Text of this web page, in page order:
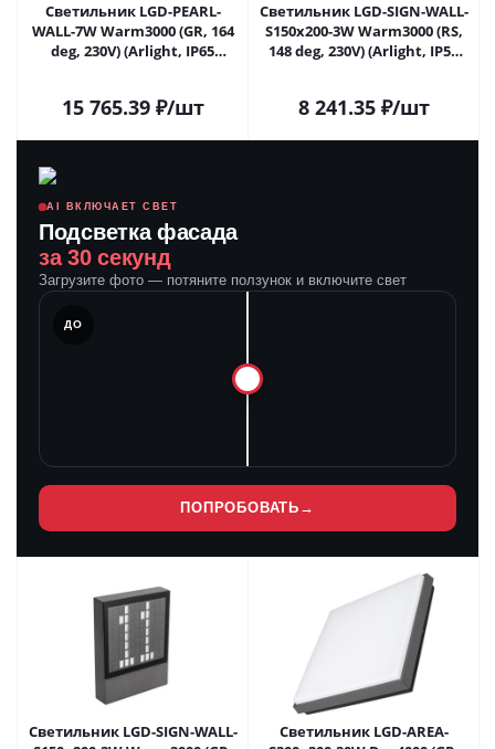
Светильник LGD-PEARL-
WALL-7W Warm3000 (GR, 164
deg, 230V) (Arlight, IP65
15 765.39₽/шт
Светильник LGD-SIGN-WALL-
S150x200-3W Warm3000 (RS,
148 deg, 230V) (Arlight, IP54
8 241.35₽/шт
AI ВКЛЮЧАЕТ СВЕТ
Подсветка фасада
за 30 секунд
Загрузите фото — потяните ползунок и включите свет
ДО
ПОПРОБОВАТЬ →
Светильник LGD-SIGN-WALL-
Светильник LGD-AREA-